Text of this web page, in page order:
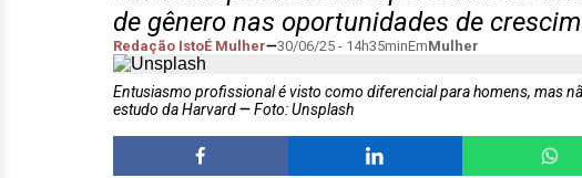
de gênero nas oportunidades de
Redação IstoÉ Mulher 30/06/25 - 14h35minEmMulher
Entusiasmo profissional é visto como diferencial para homens, mas
estudo da Harvard
Foto: Unsplash